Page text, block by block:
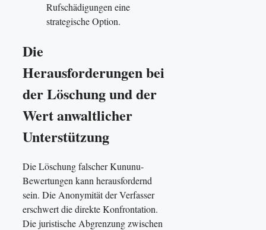
Rufschädigungen eine
strategische Option.
Die
Herausforderungen bei
der Löschung und der
Wert anwaltlicher
Unterstützung
Die Löschung falscher Kununu-
Bewertungen kann herausfordernd
sein. Die Anonymität der Verfasser
erschwert die direkte Konfrontation.
Die juristische Abgrenzung zwischen